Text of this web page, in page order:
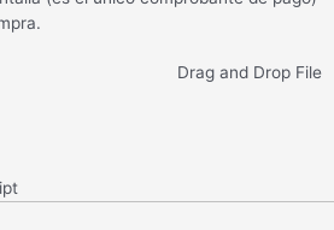
Drag and Drop File